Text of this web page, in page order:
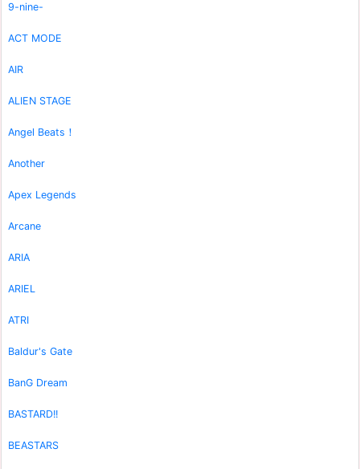
9-nine-
ACT MODE
AIR
ALIEN STAGE
Angel Beats！
Another
Apex Legends
Arcane
ARIA
ARIEL
ATRI
Baldur's Gate
BanG Dream
BASTARD!!
BEASTARS